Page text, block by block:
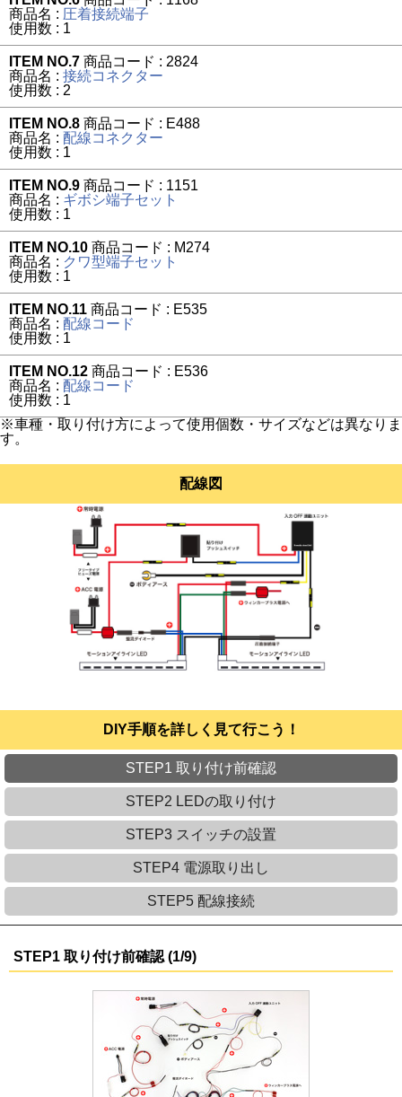
商品名 : 圧着接続端子
使用数 : 1
ITEM NO.7 商品コード : 2824
商品名 : 接続コネクター
使用数 : 2
ITEM NO.8 商品コード : E488
商品名 : 配線コネクター
使用数 : 1
ITEM NO.9 商品コード : 1151
商品名 : ギボシ端子セット
使用数 : 1
ITEM NO.10 商品コード : M274
商品名 : クワ型端子セット
使用数 : 1
ITEM NO.11 商品コード : E535
商品名 : 配線コード
使用数 : 1
ITEM NO.12 商品コード : E536
商品名 : 配線コード
使用数 : 1
※車種・取り付け方によって使用個数・サイズなどは異なりま
す。
配線図
DIY手順を詳しく見て行こう！
STEP1 取り付け前確認
STEP2 LEDの取り付け
STEP3 スイッチの設置
STEP4 電源取り出し
STEP5 配線接続
STEP1 取り付け前確認 (1/9)